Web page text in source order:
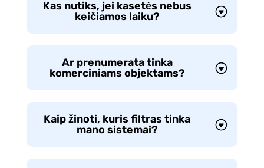
Kas nutiks, jei kasetės nebus
keičiamos laiku?
Ar prenumerata tinka
komerciniams objektams?
Kaip žinoti, kuris filtras tinka
mano sistemai?